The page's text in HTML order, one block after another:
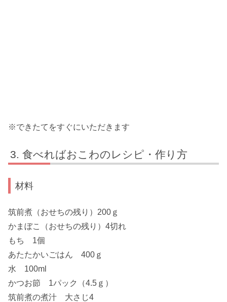
※できたてをすぐにいただきます
食べればおこわのレシピ・作り方
材料
筑前煮（おせちの残り）200ｇ
かまぼこ（おせちの残り）4切れ
もち 1個
あたたかいごはん 400ｇ
水 100ml
かつお節 1パック（4.5ｇ）
筑前煮の煮汁 大さじ4